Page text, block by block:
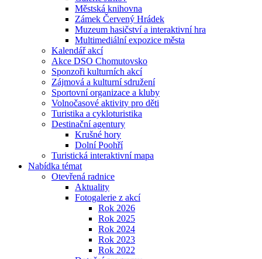
Městská knihovna
Zámek Červený Hrádek
Muzeum hasičství a interaktivní hra
Multimediální expozice města
Kalendář akcí
Akce DSO Chomutovsko
Sponzoři kulturních akcí
Zájmová a kulturní sdružení
Sportovní organizace a kluby
Volnočasové aktivity pro děti
Turistika a cykloturistika
Destinační agentury
Krušné hory
Dolní Poohří
Turistická interaktivní mapa
Nabídka témat
Otevřená radnice
Aktuality
Fotogalerie z akcí
Rok 2026
Rok 2025
Rok 2024
Rok 2023
Rok 2022